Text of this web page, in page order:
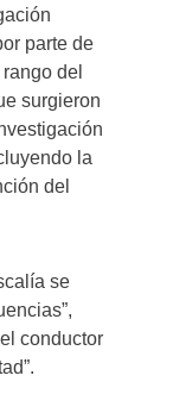
parte de
del
surgieron
la
del
se
conductor